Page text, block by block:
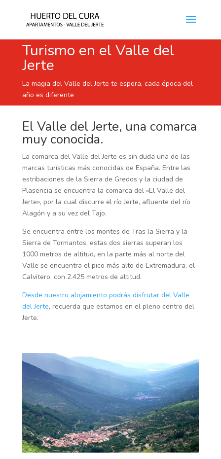
Turismo en el Valle del
Jerte
La magia del Valle del Jerte te espera, cada época del
año es diferente
El Valle del Jerte, una comarca
muy conocida.
La comarca del Valle del Jerte es sin duda una de las
marcas turísticas más conocidas de España. Entre las
estribaciones de la Sierra de Gredos y la ciudad de
Plasencia se encuentra la comarca del «El Valle del
Jerte», por la cual discurre el río Jerte, afluente del río
Alagón y a su vez del Tajo.
Se encuentra entre los montes de Tras la Sierra y la
Sierra de Tormantos, estas dos sierras superan los
1000 metros de altitud, en la parte más al norte del
Valle se encuentra el pico más alto de Extremadura, el
Calvitero, con 2.425 metros de altitud.
Desde nuestro alojamiento podrás disfrutar del Valle
del Jerte, recuerda que estamos en el pleno centro del
Jerte.